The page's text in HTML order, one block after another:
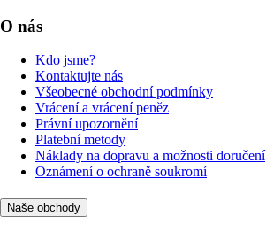
O nás
Kdo jsme?
Kontaktujte nás
Všeobecné obchodní podmínky
Vrácení a vrácení peněz
Právní upozornění
Platební metody
Náklady na dopravu a možnosti doručení
Oznámení o ochraně soukromí
Naše obchody